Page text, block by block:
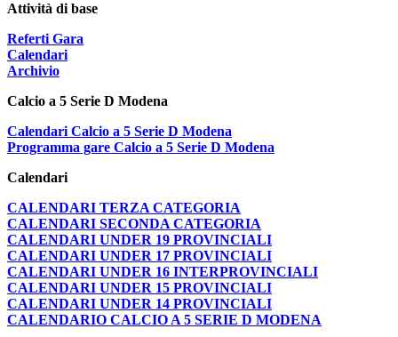
Attività di base
Referti Gara
Calendari
Archivio
Calcio a 5 Serie D Modena
Calendari Calcio a 5 Serie D Modena
Programma gare Calcio a 5 Serie D Modena
Calendari
CALENDARI TERZA CATEGORIA
CALENDARI SECONDA CATEGORIA
CALENDARI UNDER 19 PROVINCIALI
CALENDARI UNDER 17 PROVINCIALI
CALENDARI UNDER 16 INTERPROVINCIALI
CALENDARI UNDER 15 PROVINCIALI
CALENDARI UNDER 14 PROVINCIALI
CALENDARIO CALCIO A 5 SERIE D MODENA